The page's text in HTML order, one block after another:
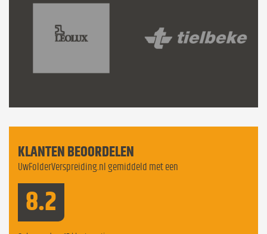
KLANTEN BEOORDELEN
UwFolderVerspreiding.nl gemiddeld met een
8.2